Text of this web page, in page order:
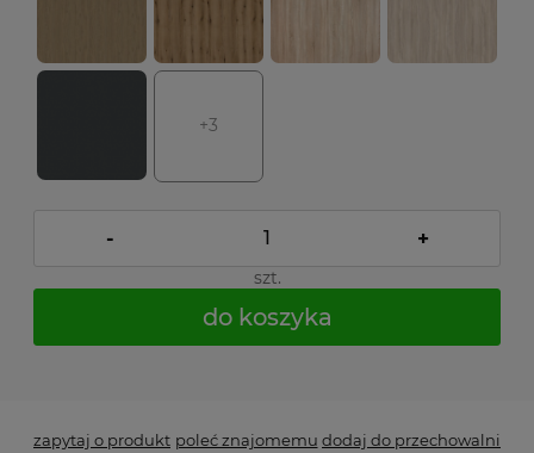
+3
- +
szt.
do koszyka
zapytaj o produkt poleć znajomemu dodaj do przechowalni